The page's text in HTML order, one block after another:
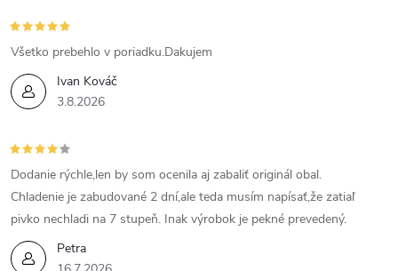
Ivan Kováč
3.8.2026
Všetko prebehlo v poriadku.Dakujem
Petra
Dodanie rýchle,len by som ocenila aj zabaliť originál obal.
Chladenie je zabudované 2 dní,ale teda musím napísať,že zatiaľ
pivko nechladi na 7 stupeň. Inak výrobok je pekné prevedený.